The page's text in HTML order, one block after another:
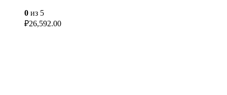
0 из 5
₽26,592.00